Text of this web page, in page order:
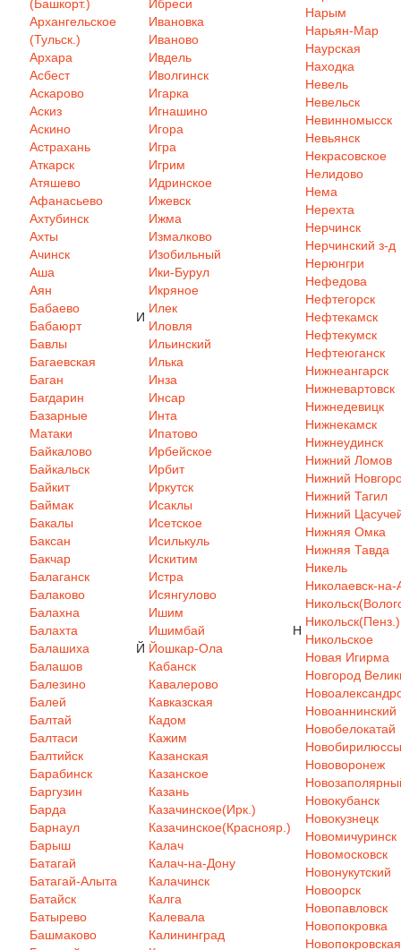
(Башкорт.)
Архангельское
(Тульск.)
Архара
Асбест
Аскарово
Аскиз
Аскино
Астрахань
Аткарск
Атяшево
Афанасьево
Ахтубинск
Ахты
Ачинск
Аша
Аян
Бабаево
Бабаюрт
Бавлы
Багаевская
Баган
Багдарин
Базарные
Матаки
Байкалово
Байкальск
Байкит
Баймак
Бакалы
Баксан
Бакчар
Балаганск
Балаково
Балахна
Балахта
Балашиха
Балашов
Балезино
Балей
Балтай
Балтаси
Балтийск
Барабинск
Баргузин
Барда
Барнаул
Барыш
Батагай
Батагай-Алыта
Батайск
Батырево
Башмаково
И
Ибреси
Ивановка
Иваново
Ивдель
Иволгинск
Игарка
Игнашино
Игора
Игра
Игрим
Идринское
Ижевск
Ижма
Измалково
Изобильный
Ики-Бурул
Икряное
Илек
Иловля
Ильинский
Илька
Инза
Инсар
Инта
Ипатово
Ирбейское
Ирбит
Иркутск
Исаклы
Исетское
Исилькуль
Искитим
Истра
Исянгулово
Ишим
Ишимбай
Й Йошкар-Ола
Кабанск
Кавалерово
Кавказская
Кадом
Кажим
Казанская
Казанское
Казань
Казачинское(Ирк.)
Казачинское(Краснояр.)
Калач
Калач-на-Дону
Калачинск
Калга
Калевала
Калининград
Н
Нарым
Нарьян-Мар
Наурская
Находка
Невель
Невельск
Невинномысск
Невьянск
Некрасовское
Нелидово
Нема
Нерехта
Нерчинск
Нерчинский з-д
Нерюнгри
Нефедова
Нефтегорск
Нефтекамск
Нефтекумск
Нефтеюганск
Нижнеангарск
Нижневартовск
Нижнедевицк
Нижнекамск
Нижнеудинск
Нижний Ломов
Нижний
Нижний Тагил
Нижний
Нижняя Омка
Нижняя Тавда
Никель
Николаевск-
Никольск(Пенз.)
Никольское
Новая Игирма
Новгород
Новоаннинский
Новобелокатай
Новобирилюссы
Нововоронеж
Новокубанск
Новокузнецк
Новомичуринск
Новомосковск
Новонукутский
Новоорск
Новопавловск
Новопокровка
Новопокровская